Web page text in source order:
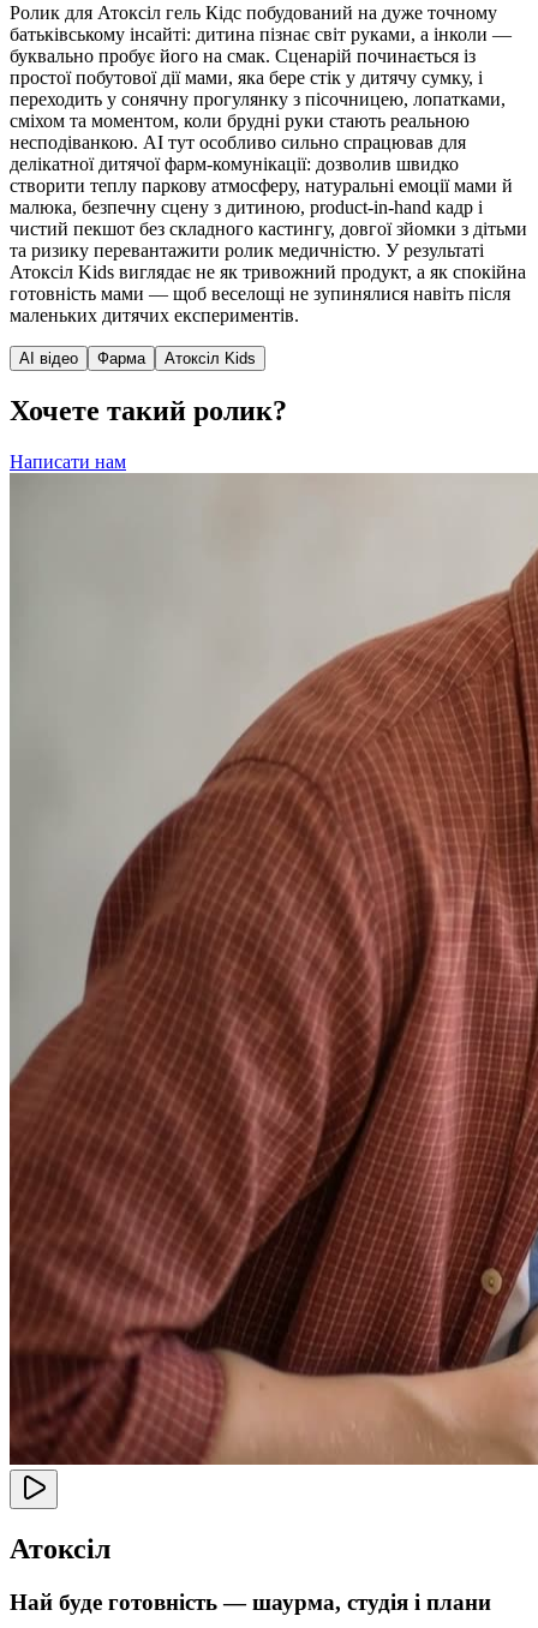
Ролик для Атоксіл гель Кідс побудований на дуже точному
батьківському інсайті: дитина пізнає світ руками, а інколи —
буквально пробує його на смак. Сценарій починається із
простої побутової дії мами, яка бере стік у дитячу сумку, і
переходить у сонячну прогулянку з пісочницею, лопатками,
сміхом та моментом, коли брудні руки стають реальною
несподіванкою. AI тут особливо сильно спрацював для
делікатної дитячої фарм-комунікації: дозволив швидко
створити теплу паркову атмосферу, натуральні емоції мами й
малюка, безпечну сцену з дитиною, product-in-hand кадр і
чистий пекшот без складного кастингу, довгої зйомки з дітьми
та ризику перевантажити ролик медичністю. У результаті
Атоксіл Kids виглядає не як тривожний продукт, а як спокійна
готовність мами — щоб веселощі не зупинялися навіть після
маленьких дитячих експериментів.
AI відео Фарма Атоксіл Kids
Хочете такий ролик?
Написати нам
Атоксіл
Най буде готовність — шаурма, студія і плани